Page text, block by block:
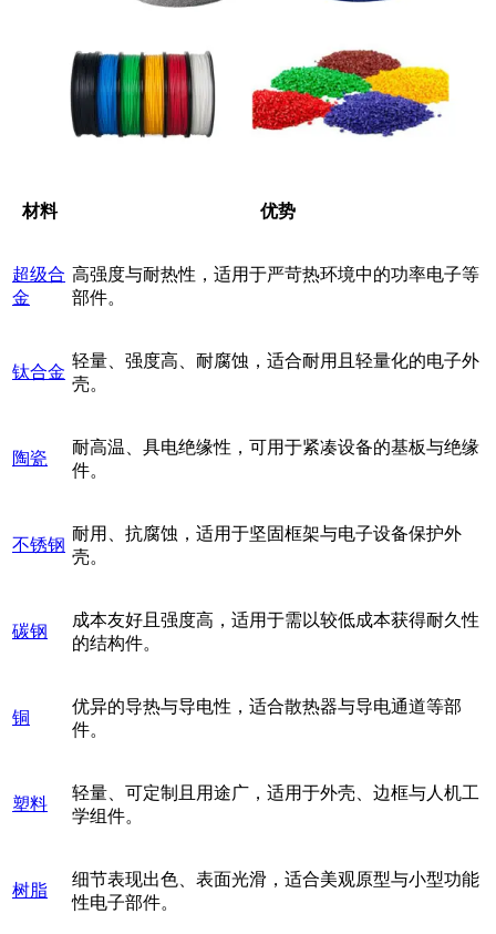
材料 优势
超级合
金
高强度与耐热性，适用于严苛热环境中的功率电子等
部件。
钛合金
轻量、强度高、耐腐蚀，适合耐用且轻量化的电子外
壳。
陶瓷
耐高温、具电绝缘性，可用于紧凑设备的基板与绝缘
件。
不锈钢
耐用、抗腐蚀，适用于坚固框架与电子设备保护外
壳。
碳钢
成本友好且强度高，适用于需以较低成本获得耐久性
的结构件。
铜
优异的导热与导电性，适合散热器与导电通道等部
件。
塑料
轻量、可定制且用途广，适用于外壳、边框与人机工
学组件。
树脂
细节表现出色、表面光滑，适合美观原型与小型功能
性电子部件。